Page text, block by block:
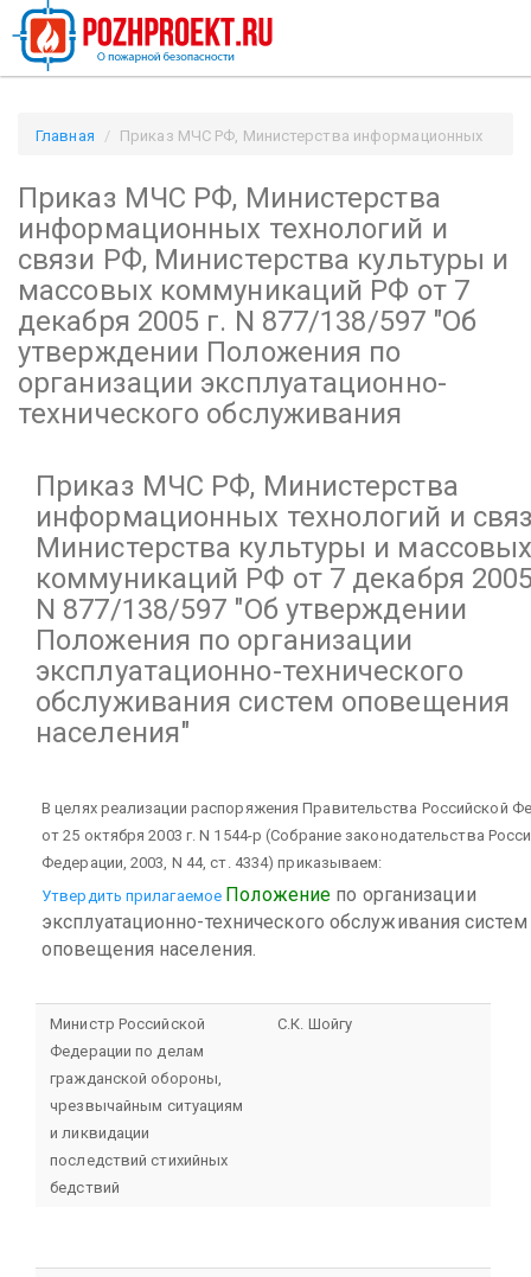
Главная
Приказ МЧС РФ, Министерства информационных
коммуникаций РФ
от 7 декабря 2005 г. N 877/138/597
"Об утверждении Положения по организации
эксплуатационно-технического обслуживания / Pozhproekt.ru
Приказ МЧС РФ, Министерства
информационных технологий и
связи РФ, Министерства культуры и
массовых коммуникаций РФ от 7
декабря 2005 г. N 877/138/597"Об
утверждении Положения по
организации эксплуатационно-
технического обслуживания
Приказ МЧС РФ, Министерства
информационных технологий и
Министерства культуры и
коммуникаций РФ от 7 декабря
N 877/138/597 "Об утверждении
Положения по организации
эксплуатационно-технического
обслуживания систем оповещения
населения"
В целях реализации распоряжения Правительства Российской
от 25 октября 2003 г. N 1544-р (Собрание законодательства
Федерации, 2003, N 44, ст. 4334) приказываем:
Утвердить прилагаемое Положение по организации
эксплуатационно-технического обслуживания систем
оповещения населения.
Министр Российской
Федерациипо делам
гражданской обороны,
чрезвычайным ситуациям
и ликвидации
последствий стихийных
бедствий
С.К. Шойгу